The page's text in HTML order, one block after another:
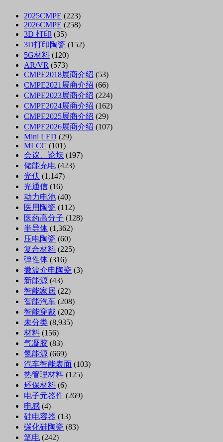
2025CMPE (223)
2026CMPE (258)
3D 打印 (35)
3D打印陶瓷 (152)
5G材料 (120)
AR/VR (573)
CMPE2018展商介绍 (53)
CMPE2021展商介绍 (66)
CMPE2023展商介绍 (224)
CMPE2024展商介绍 (162)
CMPE2025展商介绍 (29)
CMPE2026展商介绍 (107)
Mini LED (29)
MLCC (101)
会议、论坛 (197)
储能充电 (423)
光伏 (1,147)
光通信 (16)
动力电池 (40)
医用陶瓷 (112)
医药高分子 (128)
半导体 (1,362)
压电陶瓷 (60)
复合材料 (225)
弹性体 (316)
微波介电陶瓷 (3)
新能源 (43)
智能家居 (22)
智能汽车 (208)
智能穿戴 (202)
未分类 (8,935)
材料 (156)
气凝胶 (83)
氢能源 (669)
汽车智能表面 (103)
热管理材料 (125)
环保材料 (6)
电子元器件 (269)
电感 (4)
硅电容器 (13)
碳化硅陶瓷 (83)
笔电 (242)